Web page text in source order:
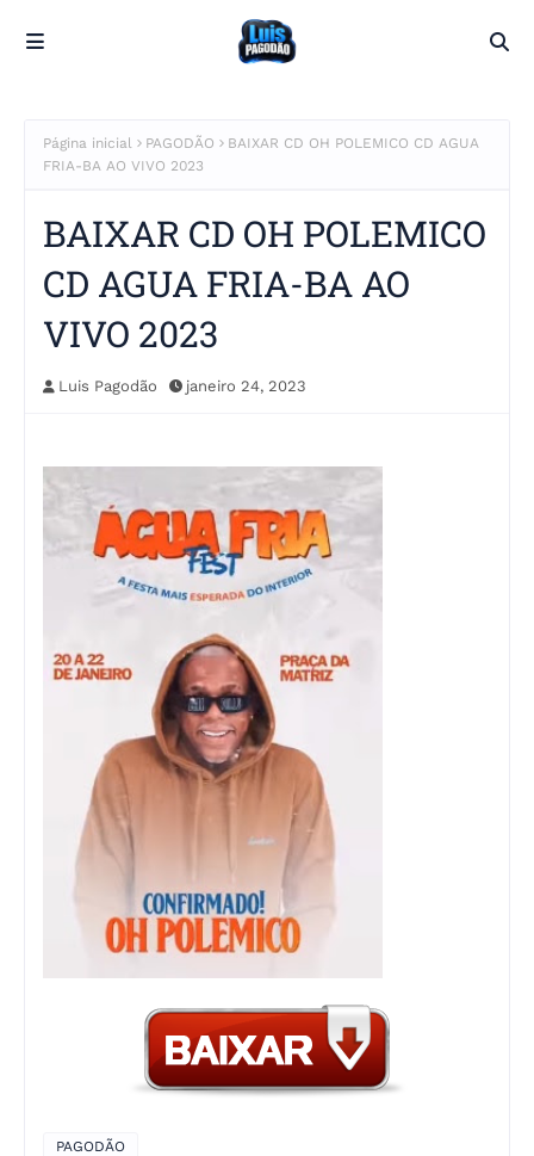
Página inicial PAGODÃO
BAIXAR CD OH POLEMICO CD AGUA
FRIA-BA AO VIVO 2023
BAIXAR CD OH POLEMICO
CD AGUA FRIA-BA AO
VIVO 2023
Luis Pagodão janeiro 24, 2023
PAGODÃO